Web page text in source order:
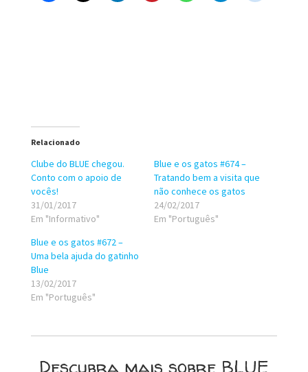
Relacionado
Clube do BLUE chegou.
Conto com o apoio de
vocês!
31/01/2017
Em "Informativo"
Blue e os gatos #674 –
Tratando bem a visita que
não conhece os gatos
24/02/2017
Em "Português"
Blue e os gatos #672 –
Uma bela ajuda do gatinho
Blue
13/02/2017
Em "Português"
Descubra mais sobre BLUE